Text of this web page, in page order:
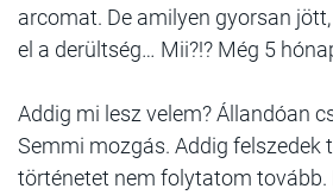
arcomat. De amilyen gyorsan
el a derültség… Mii?!? Még 5
Addig mi lesz velem? Állandóan
Semmi mozgás. Addig felszedek
történetet nem folytatom tovább.